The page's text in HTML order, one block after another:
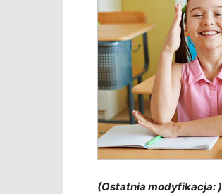
(Ostatnia modyfikacja: )